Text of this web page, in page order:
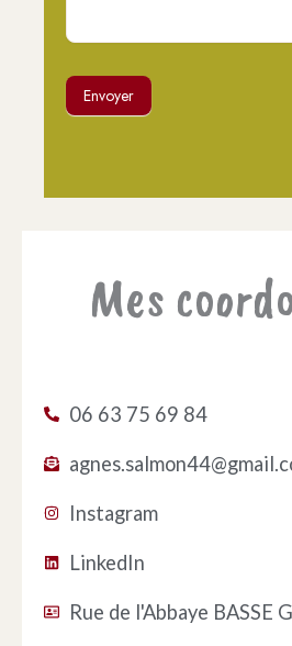
Envoyer
Mes
06 63 75 69 84
Instagram
LinkedIn
Rue de l'Abbaye BASSE